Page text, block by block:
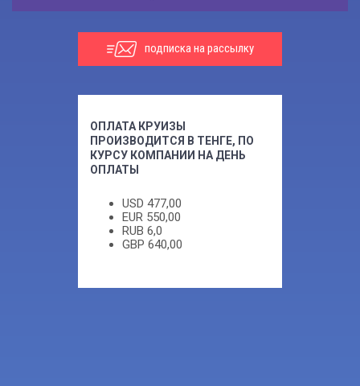
подписка на рассылку
ОПЛАТА КРУИЗЫ
ПРОИЗВОДИТСЯ В ТЕНГЕ, ПО
КУРСУ КОМПАНИИ НА ДЕНЬ
ОПЛАТЫ
USD 477,00
EUR 550,00
RUB 6,0
GBP 640,00